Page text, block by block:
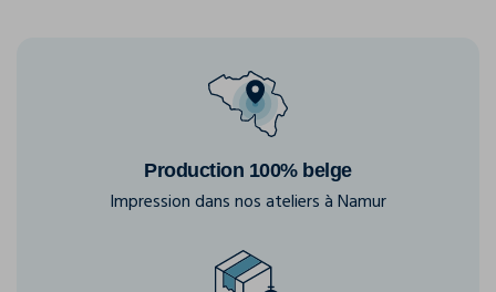
Production 100% belge
Impression dans nos ateliers à Namur